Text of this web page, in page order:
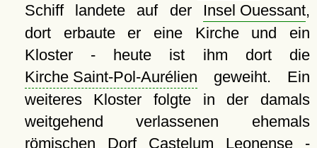
Schiff landete auf der Insel Ouessant,
dort erbaute er eine Kirche und ein
Kloster - heute ist ihm dort die
Kirche Saint-Pol-Aurélien geweiht. Ein
weiteres Kloster folgte in der damals
weitgehend verlassenen ehemals
römischen Dorf Castelum Leonense -